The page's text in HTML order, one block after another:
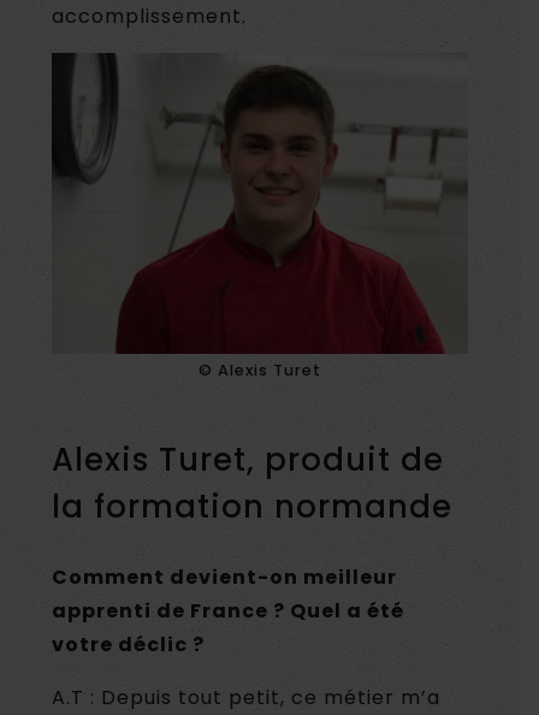
accomplissement.
© Alexis Turet
Alexis Turet, produit de
la formation normande
Comment devient-on meilleur
apprenti de France ? Quel a été
votre déclic ?
A.T : Depuis tout petit, ce métier m’a